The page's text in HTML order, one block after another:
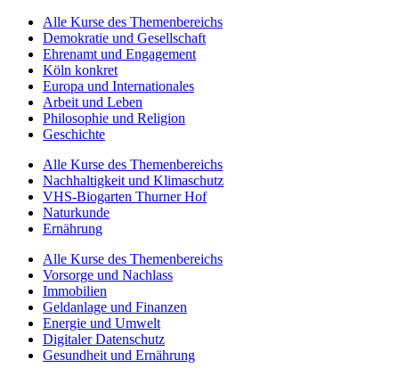
Alle Kurse des Themenbereichs
Demokratie und Gesellschaft
Ehrenamt und Engagement
Köln konkret
Europa und Internationales
Arbeit und Leben
Philosophie und Religion
Geschichte
Alle Kurse des Themenbereichs
Nachhaltigkeit und Klimaschutz
VHS-Biogarten Thurner Hof
Naturkunde
Ernährung
Alle Kurse des Themenbereichs
Vorsorge und Nachlass
Immobilien
Geldanlage und Finanzen
Energie und Umwelt
Digitaler Datenschutz
Gesundheit und Ernährung